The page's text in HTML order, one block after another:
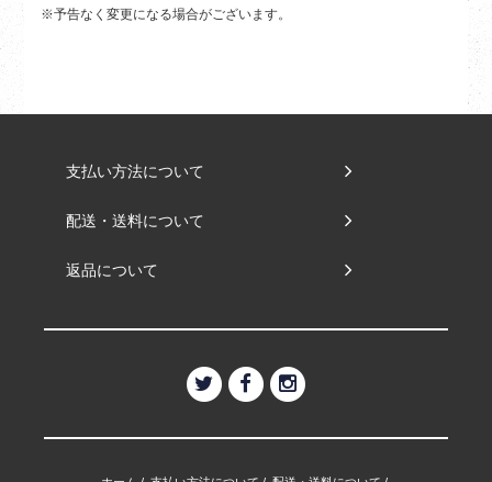
※予告なく変更になる場合がございます。
支払い方法について
配送・送料について
返品について